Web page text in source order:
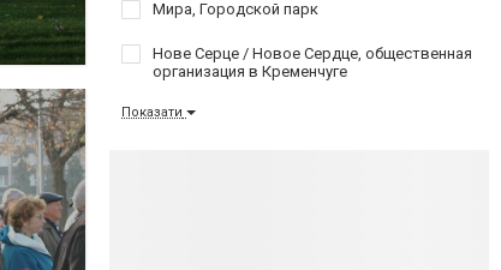
Мира, Городской парк
Нове Серце / Новое Сердце, общественная
организация в Кременчуге
Показати